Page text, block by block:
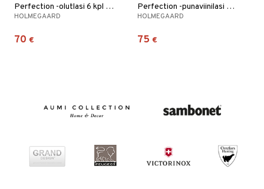
Perfection -olutlasi 6 kpl / pakkaus
HOLMEGAARD
70 €
Perfection -punaviinilasi 43 cl 6 kpl / pakkaus
HOLMEGAARD
75 €